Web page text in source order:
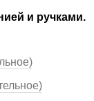
и ручками.